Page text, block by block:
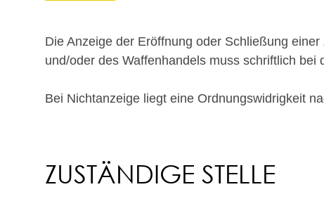
Die Anzeige der Eröffnung oder Schließung
und/oder des Waffenhandels muss schriftlich bei
Bei Nichtanzeige liegt eine Ordnungswidrigkeit
ZUSTÄNDIGE STELLE